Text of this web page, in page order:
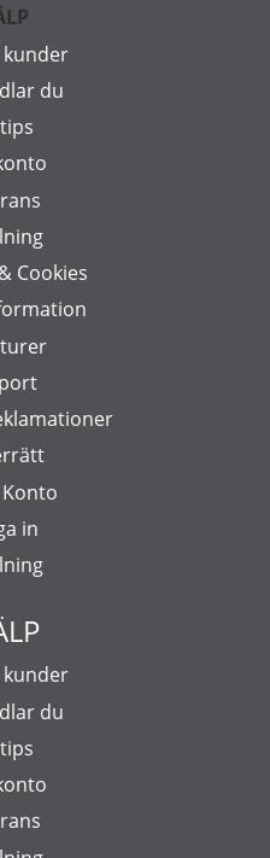
kunder
du
Cookies
Konto
in
kunder
du